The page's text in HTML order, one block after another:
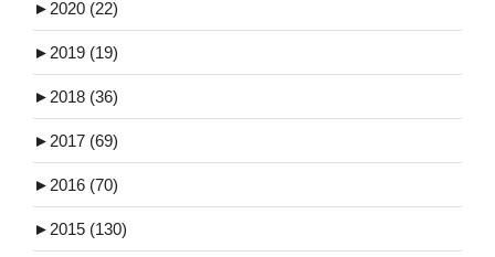
► 2020 (22)
► 2019 (19)
► 2018 (36)
► 2017 (69)
► 2016 (70)
► 2015 (130)